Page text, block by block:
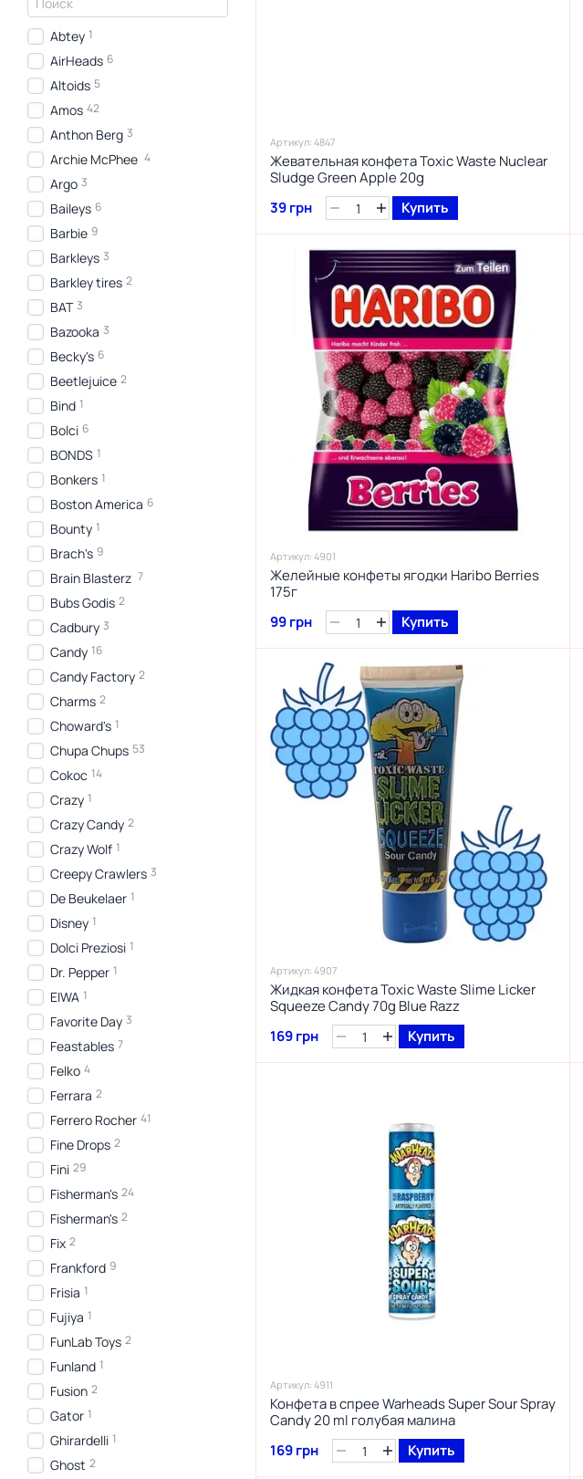
Артикул: 4847
Жевательная конфета Toxic Waste Nuclear
Sludge Green Apple 20g
39 грн
Купить
Артикул: 4901
Желейные конфеты ягодки Haribo Berries
175г
99 грн
Купить
Артикул: 4907
Жидкая конфета Toxic Waste Slime Licker
Squeeze Candy 70g Blue Razz
169 грн
Купить
Артикул: 4911
Конфета в спрее Warheads Super Sour Spray
Candy 20 ml голубая малина
169 грн
Купить
Abtey 1
AirHeads 6
Altoids 5
Amos 42
Anthon Berg 3
Archie McPhee 4
Argo 3
Baileys 6
Barbie 9
Barkleys 3
Barkley tires 2
BAT 3
Bazooka 3
Becky's 6
Beetlejuice 2
Bind 1
Bolci 6
BONDS 1
Bonkers 1
Boston America 6
Bounty 1
Brach's 9
Brain Blasterz 7
Bubs Godis 2
Cadbury 3
Candy 16
Candy Factory 2
Charms 2
Choward's 1
Chupa Chups 53
Cokoc 14
Crazy 1
Crazy Candy 2
Crazy Wolf 1
Creepy Crawlers 3
De Beukelaer 1
Disney 1
Dolci Preziosi 1
Dr. Pepper 1
EIWA 1
Favorite Day 3
Feastables 7
Felko 4
Ferrara 2
Ferrero Rocher 41
Fine Drops 2
Fini 29
Fisherman's 24
Fisherman's 2
Fix 2
Frankford 9
Frisia 1
Fujiya 1
FunLab Toys 2
Funland 1
Fusion 2
Gator 1
Ghirardelli 1
Ghost 2